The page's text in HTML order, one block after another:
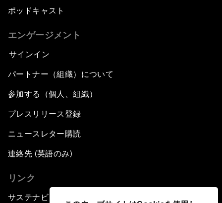
ポッドキャスト
エンゲージメント
サインイン
パートナー（組織）について
参加する（個人、組織）
プレスリリース登録
ニュースレター購読
連絡先 (英語のみ)
リンク
サステナビリティへの取り組み